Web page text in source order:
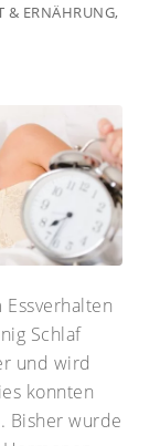
& ERNÄHRUNG,
Schlaf
und wird
konnten
Bisher wurde